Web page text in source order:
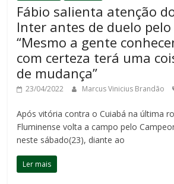
Fábio salienta atenção
Inter antes de duelo
“Mesmo a gente
com certeza terá uma
de mudança”
23/04/2022 Marcus Vinicius Brandão
Após vitória contra o Cuiabá na última
Fluminense volta a campo pelo
neste sábado(23), diante ao
Ler mais